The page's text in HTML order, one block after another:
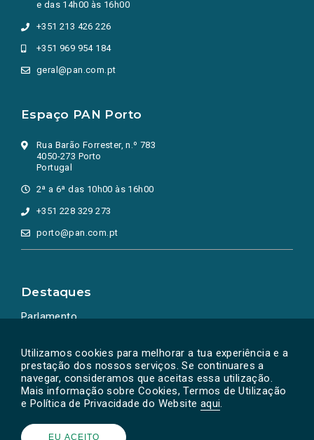
Utilizamos cookies para melhorar a tua experiência e a
prestação dos nossos serviços. Se continuares a
navegar, consideramos que aceitas essa utilização.
Mais informação sobre Cookies, Termos de Utilização
e Política de Privacidade do Website aqui.
EU ACEITO
e das 14h00 às 16h00
+351 213 426 226
+351 969 954 184
geral@pan.com.pt
Espaço PAN Porto
Rua Barão Forrester, n.º 783
4050-273 Porto
Portugal
2ª a 6ª das 10h00 às 16h00
+351 228 329 273
porto@pan.com.pt
Destaques
Parlamento